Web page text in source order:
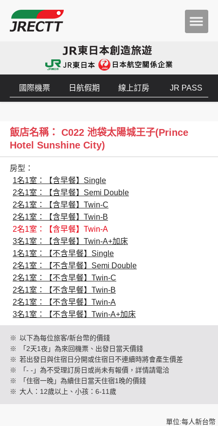
創造旅遊
國際機票 日航假期 線上訂房 JR PASS
飯店名稱： C022 池袋太陽城王子(Prince
Hotel Sunshine City)
房型：
1名1室：【含早餐】Single
2名1室：【含早餐】Semi Double
2名1室：【含早餐】Twin-C
2名1室：【含早餐】Twin-B
2名1室：【含早餐】Twin-A
3名1室：【含早餐】Twin-A+加床
1名1室：【不含早餐】Single
2名1室：【不含早餐】Semi Double
2名1室：【不含早餐】Twin-C
2名1室：【不含早餐】Twin-B
2名1室：【不含早餐】Twin-A
3名1室：【不含早餐】Twin-A+加床
※ 以下為每位旅客/新台幣的價錢
※
「2天1夜」為來回機票、出發日當天價錢
※ 若出發日與住宿日分開或住宿日不連續時將會產生價差
※
「- -」為不受理訂房日或尚未有報價，詳情請電洽
※
「住宿一晚」為續住日當天住宿1晚的價錢
※ 大人：12歲以上、小孩：6-11歲
單位:每人新台幣